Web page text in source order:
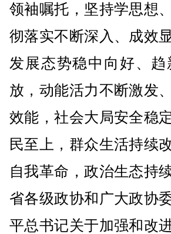
领袖嘱托，坚持学思想
彻落实不断深入、成效
发展态势稳中向好、
放，动能活力不断激发
效能，社会大局安全稳
民至上，群众生活持续
自我革命，政治生态持
省各级政协和广大政协
平总书记关于加强和改